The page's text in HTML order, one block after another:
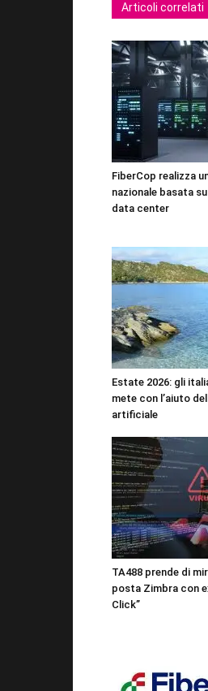
Articoli correlati
FiberCop realizza
nazionale basata
data center
Estate 2026: gli
mete con l’aiuto
artificiale
TA488 prende di
posta Zimbra con
Click”